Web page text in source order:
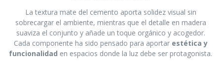
La textura mate del cemento aporta solidez visual sin
sobrecargar el ambiente, mientras que el detalle en madera
suaviza el conjunto y añade un toque orgánico y acogedor.
Cada componente ha sido pensado para aportar estética y
funcionalidad en espacios donde la luz debe ser protagonista.